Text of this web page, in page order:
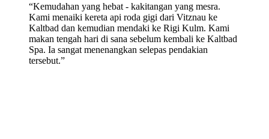
“Kemudahan yang hebat - kakitangan yang mesra.
Kami menaiki kereta api roda gigi dari Vitznau ke
Kaltbad dan kemudian mendaki ke Rigi Kulm. Kami
makan tengah hari di sana sebelum kembali ke Kaltbad
Spa. Ia sangat menenangkan selepas pendakian
tersebut.”